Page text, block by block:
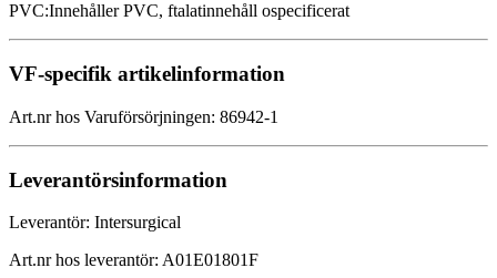
PVC:Innehåller PVC, ftalatinnehåll ospecificerat
VF-specifik artikelinformation
Art.nr hos Varuförsörjningen: 86942-1
Leverantörsinformation
Leverantör: Intersurgical
Art.nr hos leverantör: A01E01801F